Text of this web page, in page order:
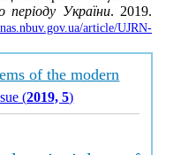
періоду України. 2019.
article/UJRN-
of the modern
(2019, 5)